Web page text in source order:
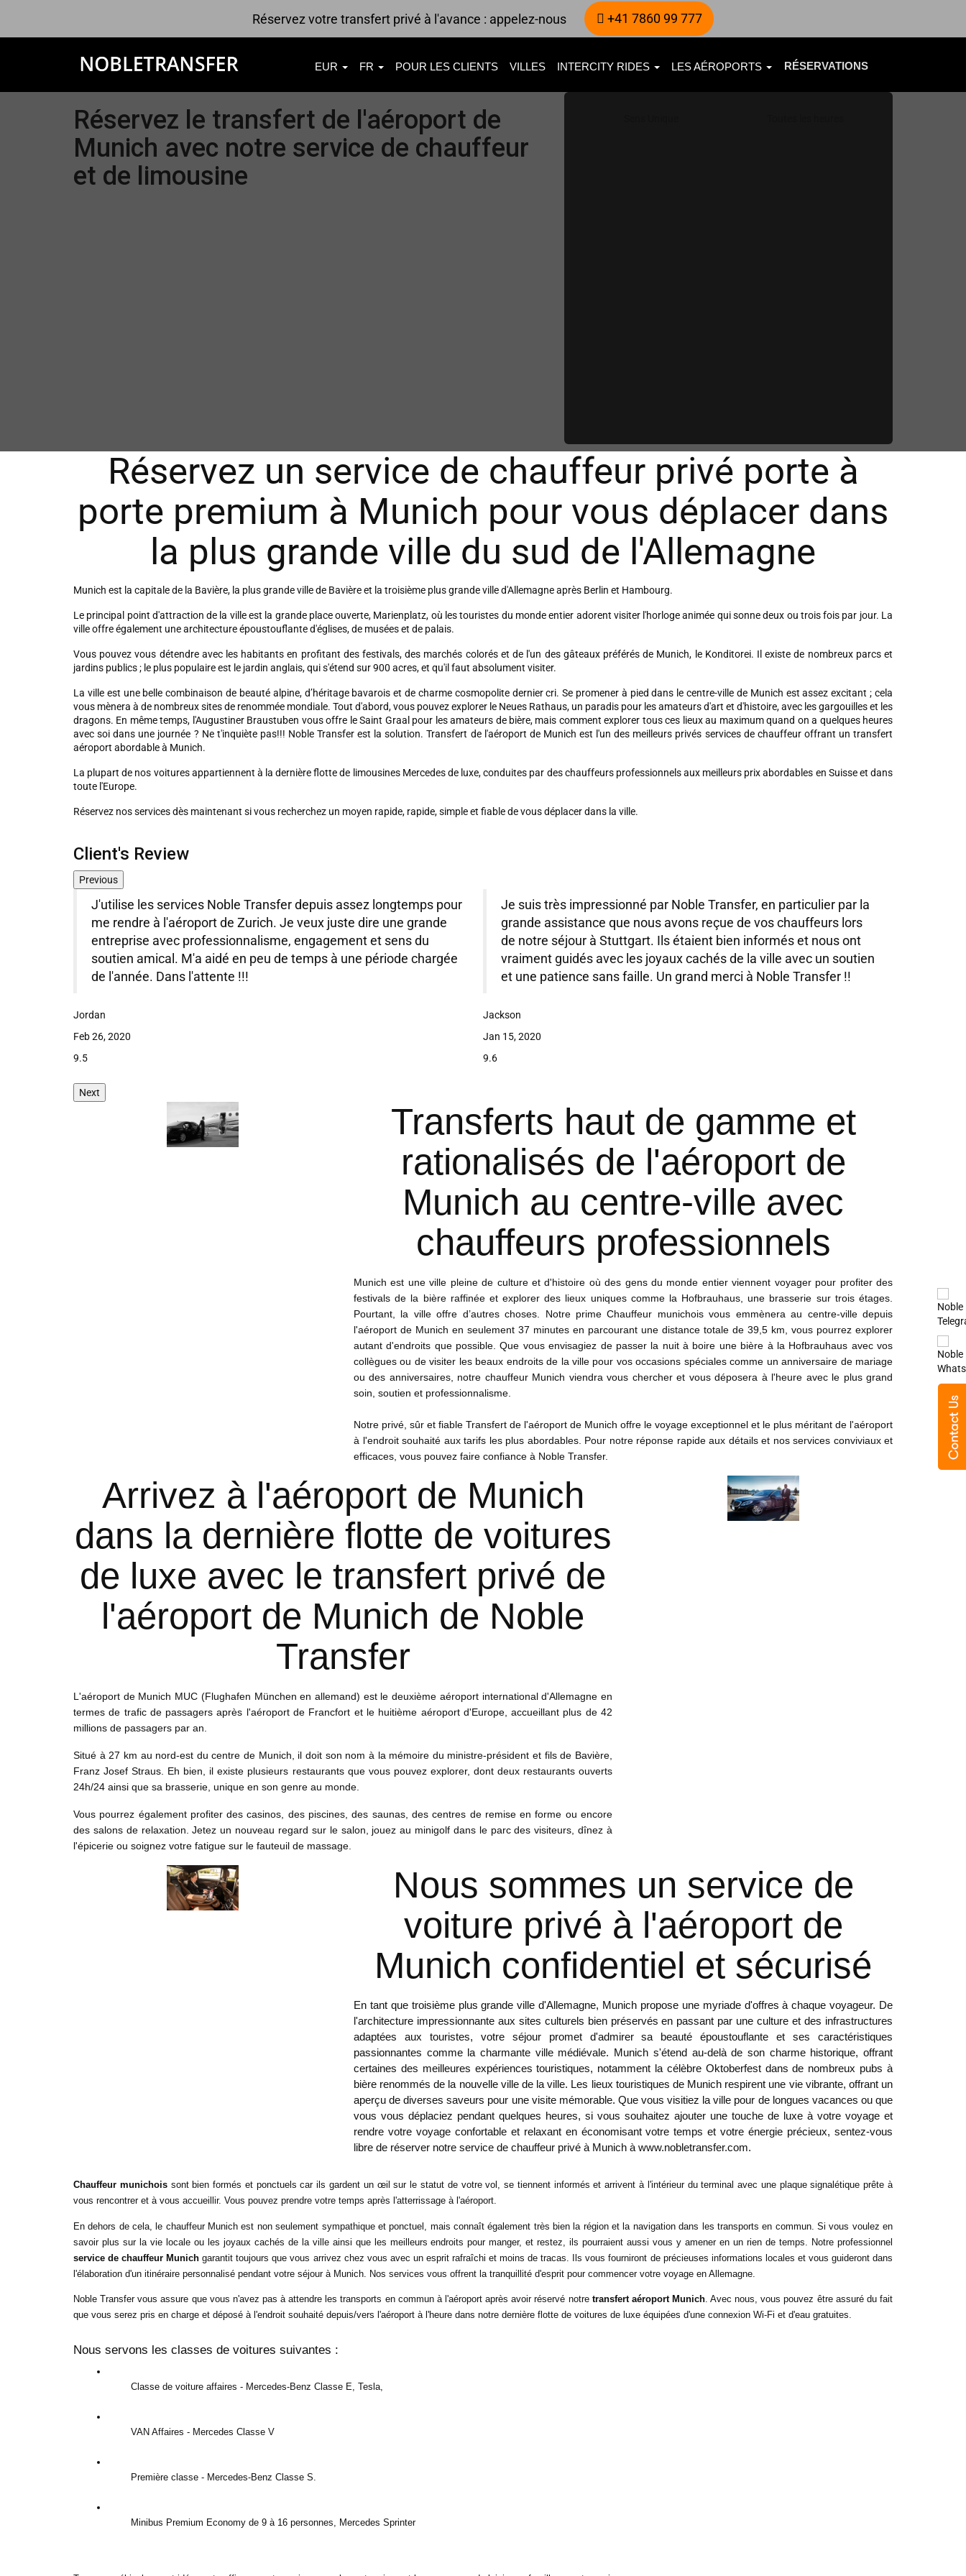
Réservez votre transfert privé à l'avance : appelez-nous +41 7860 99 777
EUR FR POUR LES CLIENTS VILLES INTERCITY RIDES LES AÉROPORTS RÉSERVATIONS
Réservez le transfert de l'aéroport de
Munich avec notre service de chauffeur
et de limousine
Réservez un service de chauffeur privé porte à
porte premium à Munich pour vous déplacer dans
la plus grande ville du sud de l'Allemagne
Munich est la capitale de la Bavière, la plus grande ville de Bavière et la troisième plus grande ville d'Allemagne après Berlin et Hambourg.
Le principal point d'attraction de la ville est la grande place ouverte, Marienplatz, où les touristes du monde entier adorent visiter l'horloge animée qui sonne deux ou trois fois par jour. La
ville offre également une architecture époustouflante d'églises, de musées et de palais.
Vous pouvez vous détendre avec les habitants en profitant des festivals, des marchés colorés et de l'un des gâteaux préférés de Munich, le Konditorei. Il existe de nombreux parcs et
jardins publics ; le plus populaire est le jardin anglais, qui s'étend sur 900 acres, et qu'il faut absolument visiter.
La ville est une belle combinaison de beauté alpine, d’héritage bavarois et de charme cosmopolite dernier cri. Se promener à pied dans le centre-ville de Munich est assez excitant ; cela
vous mènera à de nombreux sites de renommée mondiale. Tout d'abord, vous pouvez explorer le Neues Rathaus, un paradis pour les amateurs d'art et d'histoire, avec les gargouilles et les
dragons. En même temps, l'Augustiner Braustuben vous offre le Saint Graal pour les amateurs de bière, mais comment explorer tous ces lieux au maximum quand on a quelques heures
avec soi dans une journée ? Ne t'inquiète pas!!! Noble Transfer est la solution.Transfert de l'aéroport de Munich est l'un des meilleurs privés services de chauffeuroffrant un transfert
aéroport abordable à Munich.
La plupart de nos voitures appartiennent à la dernière flotte de limousines Mercedes de luxe, conduites par des chauffeurs professionnels aux meilleurs prix abordables en Suisse et dans
toute l'Europe.
Réservez nos services dès maintenant si vous recherchez un moyen rapide, rapide, simple et fiable de vous déplacer dans la ville.
Client's Review
Previous
J'utilise les services Noble Transfer depuis assez longtemps pour
me rendre à l'aéroport de Zurich. Je veux juste dire une grande
entreprise avec professionnalisme, engagement et sens du
soutien amical. M'a aidé en peu de temps à une période chargée
de l'année. Dans l'attente !!!
Jordan
Feb 26, 2020
9.5
Je suis très impressionné par Noble Transfer, en particulier par la
grande assistance que nous avons reçue de vos chauffeurs lors
de notre séjour à Stuttgart. Ils étaient bien informés et nous ont
vraiment guidés avec les joyaux cachés de la ville avec un soutien
et une patience sans faille. Un grand merci à Noble Transfer !!
Jackson
Jan 15, 2020
9.6
Next
Transferts haut de gamme et
rationalisés de l'aéroport de
Munich au centre-ville avec
chauffeurs professionnels
Munich est une ville pleine de culture et d'histoire où des gens du monde entier viennent voyager pour profiter des
festivals de la bière raffinée et explorer des lieux uniques comme la Hofbrauhaus, une brasserie sur trois étages.
Pourtant, la ville offre d’autres choses. Notre primeChauffeur munichoisvous emmènera au centre-ville depuis
l'aéroport de Munich en seulement 37 minutes en parcourant une distance totale de 39,5 km, vous pourrez explorer
autant d'endroits que possible. Que vous envisagiez de passer la nuit à boire une bière à la Hofbrauhaus avec vos
collègues ou de visiter les beaux endroits de la ville pour vos occasions spéciales comme un anniversaire de mariage
ou des anniversaires, notre chauffeurMunich viendra vous chercher et vous déposera à l'heure avec le plus grand
soin, soutien et professionnalisme.
Notre privé, sûr et fiable Transfert de l'aéroport de Munich offre le voyage exceptionnel et le plus méritant de l'aéroport
à l'endroit souhaité aux tarifs les plus abordables. Pour notre réponse rapide aux détails et nos services conviviaux et
efficaces, vous pouvez faire confiance à Noble Transfer.
Arrivez à l'aéroport de Munich
dans la dernière flotte de voitures
de luxe avec le transfert privé de
l'aéroport de Munich de Noble
Transfer
L'aéroport de Munich MUC (Flughafen München en allemand) est le deuxième aéroport international d'Allemagne en
termes de trafic de passagers après l'aéroport de Francfort et le huitième aéroport d'Europe, accueillant plus de 42
millions de passagers par an.
Situé à 27 km au nord-est du centre de Munich, il doit son nom à la mémoire du ministre-président et fils de Bavière,
Franz Josef Straus. Eh bien, il existe plusieurs restaurants que vous pouvez explorer, dont deux restaurants ouverts
24h/24 ainsi que sa brasserie, unique en son genre au monde.
Vous pourrez également profiter des casinos, des piscines, des saunas, des centres de remise en forme ou encore
des salons de relaxation. Jetez un nouveau regard sur le salon, jouez au minigolf dans le parc des visiteurs, dînez à
l'épicerie ou soignez votre fatigue sur le fauteuil de massage.
Nous sommes un service de
voiture privé à l'aéroport de
Munich confidentiel et sécurisé
En tant que troisième plus grande ville d'Allemagne, Munich propose une myriade d'offres à chaque voyageur. De
l'architecture impressionnante aux sites culturels bien préservés en passant par une culture et des infrastructures
adaptées aux touristes, votre séjour promet d'admirer sa beauté époustouflante et ses caractéristiques
passionnantes comme la charmante ville médiévale. Munich s'étend au-delà de son charme historique, offrant
certaines des meilleures expériences touristiques, notamment la célèbre Oktoberfest dans de nombreux pubs à
bière renommés de la nouvelle ville de la ville. Les lieux touristiques de Munich respirent une vie vibrante, offrant un
aperçu de diverses saveurs pour une visite mémorable. Que vous visitiez la ville pour de longues vacances ou que
vous vous déplaciez pendant quelques heures, si vous souhaitez ajouter une touche de luxe à votre voyage et
rendre votre voyage confortable et relaxant en économisant votre temps et votre énergie précieux, sentez-vous
libre de réserver notre service de chauffeur privé à Munich à www.nobletransfer.com.
Chauffeur munichois sont bien formés et ponctuels car ils gardent un œil sur le statut de votre vol, se tiennent informés et arrivent à l'intérieur du terminal avec une plaque signalétique prête à
vous rencontrer et à vous accueillir. Vous pouvez prendre votre temps après l'atterrissage à l'aéroport.
En dehors de cela, le chauffeur Munich est non seulement sympathique et ponctuel, mais connaît également très bien la région et la navigation dans les transports en commun. Si vous voulez en
savoir plus sur la vie locale ou les joyaux cachés de la ville ainsi que les meilleurs endroits pour manger, et restez, ils pourraient aussi vous y amener en un rien de temps. Notre professionnel
service de chauffeur Munich garantit toujours que vous arrivez chez vous avec un esprit rafraîchi et moins de tracas. Ils vous fourniront de précieuses informations locales et vous guideront dans
l'élaboration d'un itinéraire personnalisé pendant votre séjour à Munich. Nos services vous offrent la tranquillité d'esprit pour commencer votre voyage en Allemagne.
Noble Transfer vous assure que vous n'avez pas à attendre les transports en commun à l'aéroport après avoir réservé notre transfert aéroport Munich. Avec nous, vous pouvez être assuré du fait
que vous serez pris en charge et déposé à l'endroit souhaité depuis/vers l'aéroport à l'heure dans notre dernière flotte de voitures de luxe équipées d'une connexion Wi-Fi et d'eau gratuites.
Nous servons les classes de voitures suivantes :
Classe de voiture affaires - Mercedes-Benz Classe E, Tesla,
VAN Affaires - Mercedes Classe V
Première classe - Mercedes-Benz Classe S.
Minibus Premium Economy de 9 à 16 personnes, Mercedes Sprinter